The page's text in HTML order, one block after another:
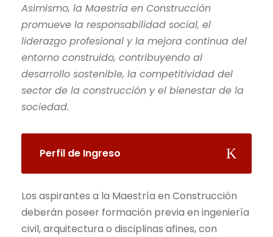
Asimismo, la Maestría en Construcción
promueve la responsabilidad social, el
liderazgo profesional y la mejora continua del
entorno construido, contribuyendo al
desarrollo sostenible, la competitividad del
sector de la construcción y el bienestar de la
sociedad.
Perfil de Ingreso
Los aspirantes a la Maestría en Construcción
deberán poseer formación previa en ingeniería
civil, arquitectura o disciplinas afines, con